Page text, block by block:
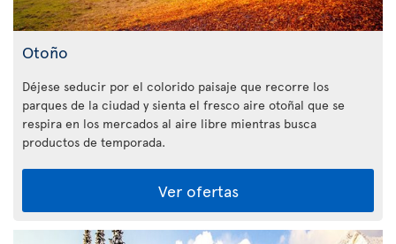
Otoño
Déjese seducir por el colorido paisaje que recorre los
parques de la ciudad y sienta el fresco aire otoñal que se
respira en los mercados al aire libre mientras busca
productos de temporada.
Ver ofertas